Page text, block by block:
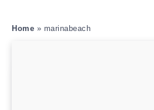
Home » marinabeach